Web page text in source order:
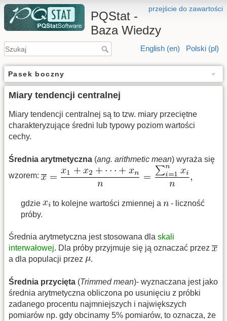
przejście do zawartości
PQStat -
Baza Wiedzy
English (en) Polski (pl)
Pasek boczny
Miary tendencji centralnej
Miary tendencji centralnej są to tzw. miary przeciętne
charakteryzujące średni lub typowy poziom wartości
cechy.
Średnia arytmetyczna (ang. arithmetic mean) wyraża się
wzorem:
gdzie to kolejne wartości zmiennej a
- liczność
próby.
Średnia arytmetyczna jest stosowana dla skali
interwałowej. Dla próby przyjmuje się ją oznaczać przez
a dla populacji przez
.
Średnia przycięta (Trimmed mean)- wyznaczana jest jako
średnia arytmetyczna obliczona po usunięciu z próbki
zadanego procentu najmniejszych i największych
pomiarów np. gdy obcinamy 5% pomiarów, to oznacza, że